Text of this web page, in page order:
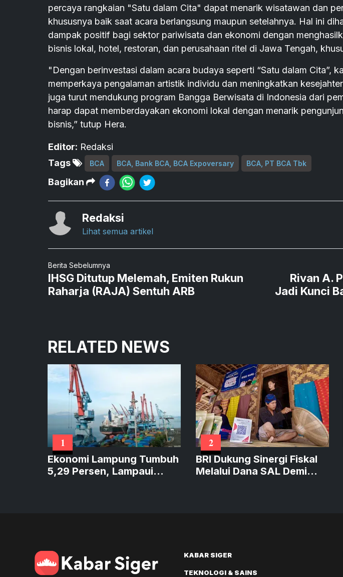
percaya rangkaian "Satu dalam Cita" dapat menarik wisatawan dan
khususnya baik saat acara berlangsung maupun setelahnya. Hal ini
dampak positif bagi sektor pariwisata dan ekonomi dengan
bisnis lokal, hotel, restoran, dan perusahaan ritel di Jawa Tengah,
"Dengan berinvestasi dalam acara budaya seperti “Satu dalam Cita”,
memperkaya pengalaman artistik individu dan meningkatkan
juga turut mendukung program Bangga Berwisata di Indonesia dari
harap dapat memberdayakan ekonomi lokal dengan menarik
bisnis,” tutup Hera.
Editor: Redaksi
Tags
BCA BCA, Bank BCA, BCA Expoversary BCA, PT BCA Tbk
Bagikan
Redaksi
Lihat semua artikel
Berita Sebelumnya
IHSG Ditutup Melemah, Emiten Rukun
Raharja (RAJA) Sentuh ARB
Rivan A.
Jadi Kunci
RELATED NEWS
1
Ekonomi Lampung Tumbuh
5,29 Persen, Lampaui
2
BRI Dukung Sinergi Fiskal
Melalui Dana SAL Demi
KABAR SIGER
TEKNOLOGI & SAINS